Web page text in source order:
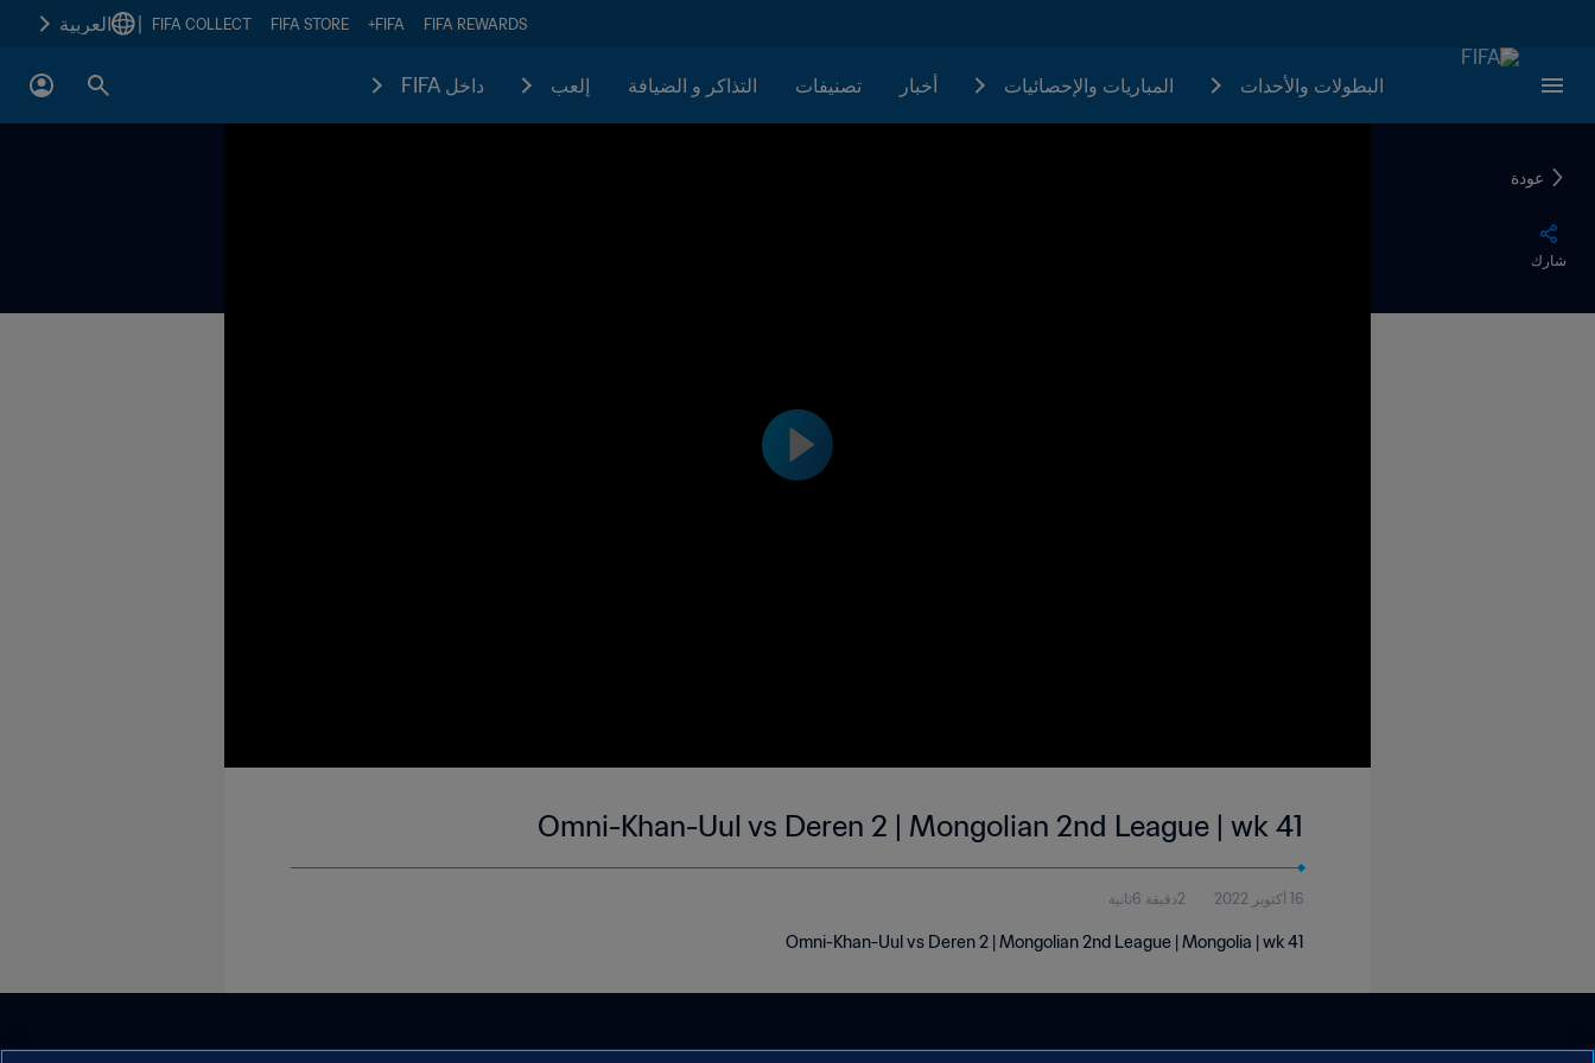
FIFA REWARDS
FIFA+
FIFA STORE
FIFA COLLECT العربية
البطولات والأحدات المباريات والإحصائيات أخبار تصنيفات التذاكر و الضيافة إلعب داخل FIFA
عودة
شارك
Omni-Khan-Uul vs Deren 2 | Mongolian 2nd League | wk 41
16 أكتوبر 2022 2دقيقة 6ثانية
Omni-Khan-Uul vs Deren 2 | Mongolian 2nd League | Mongolia | wk 41